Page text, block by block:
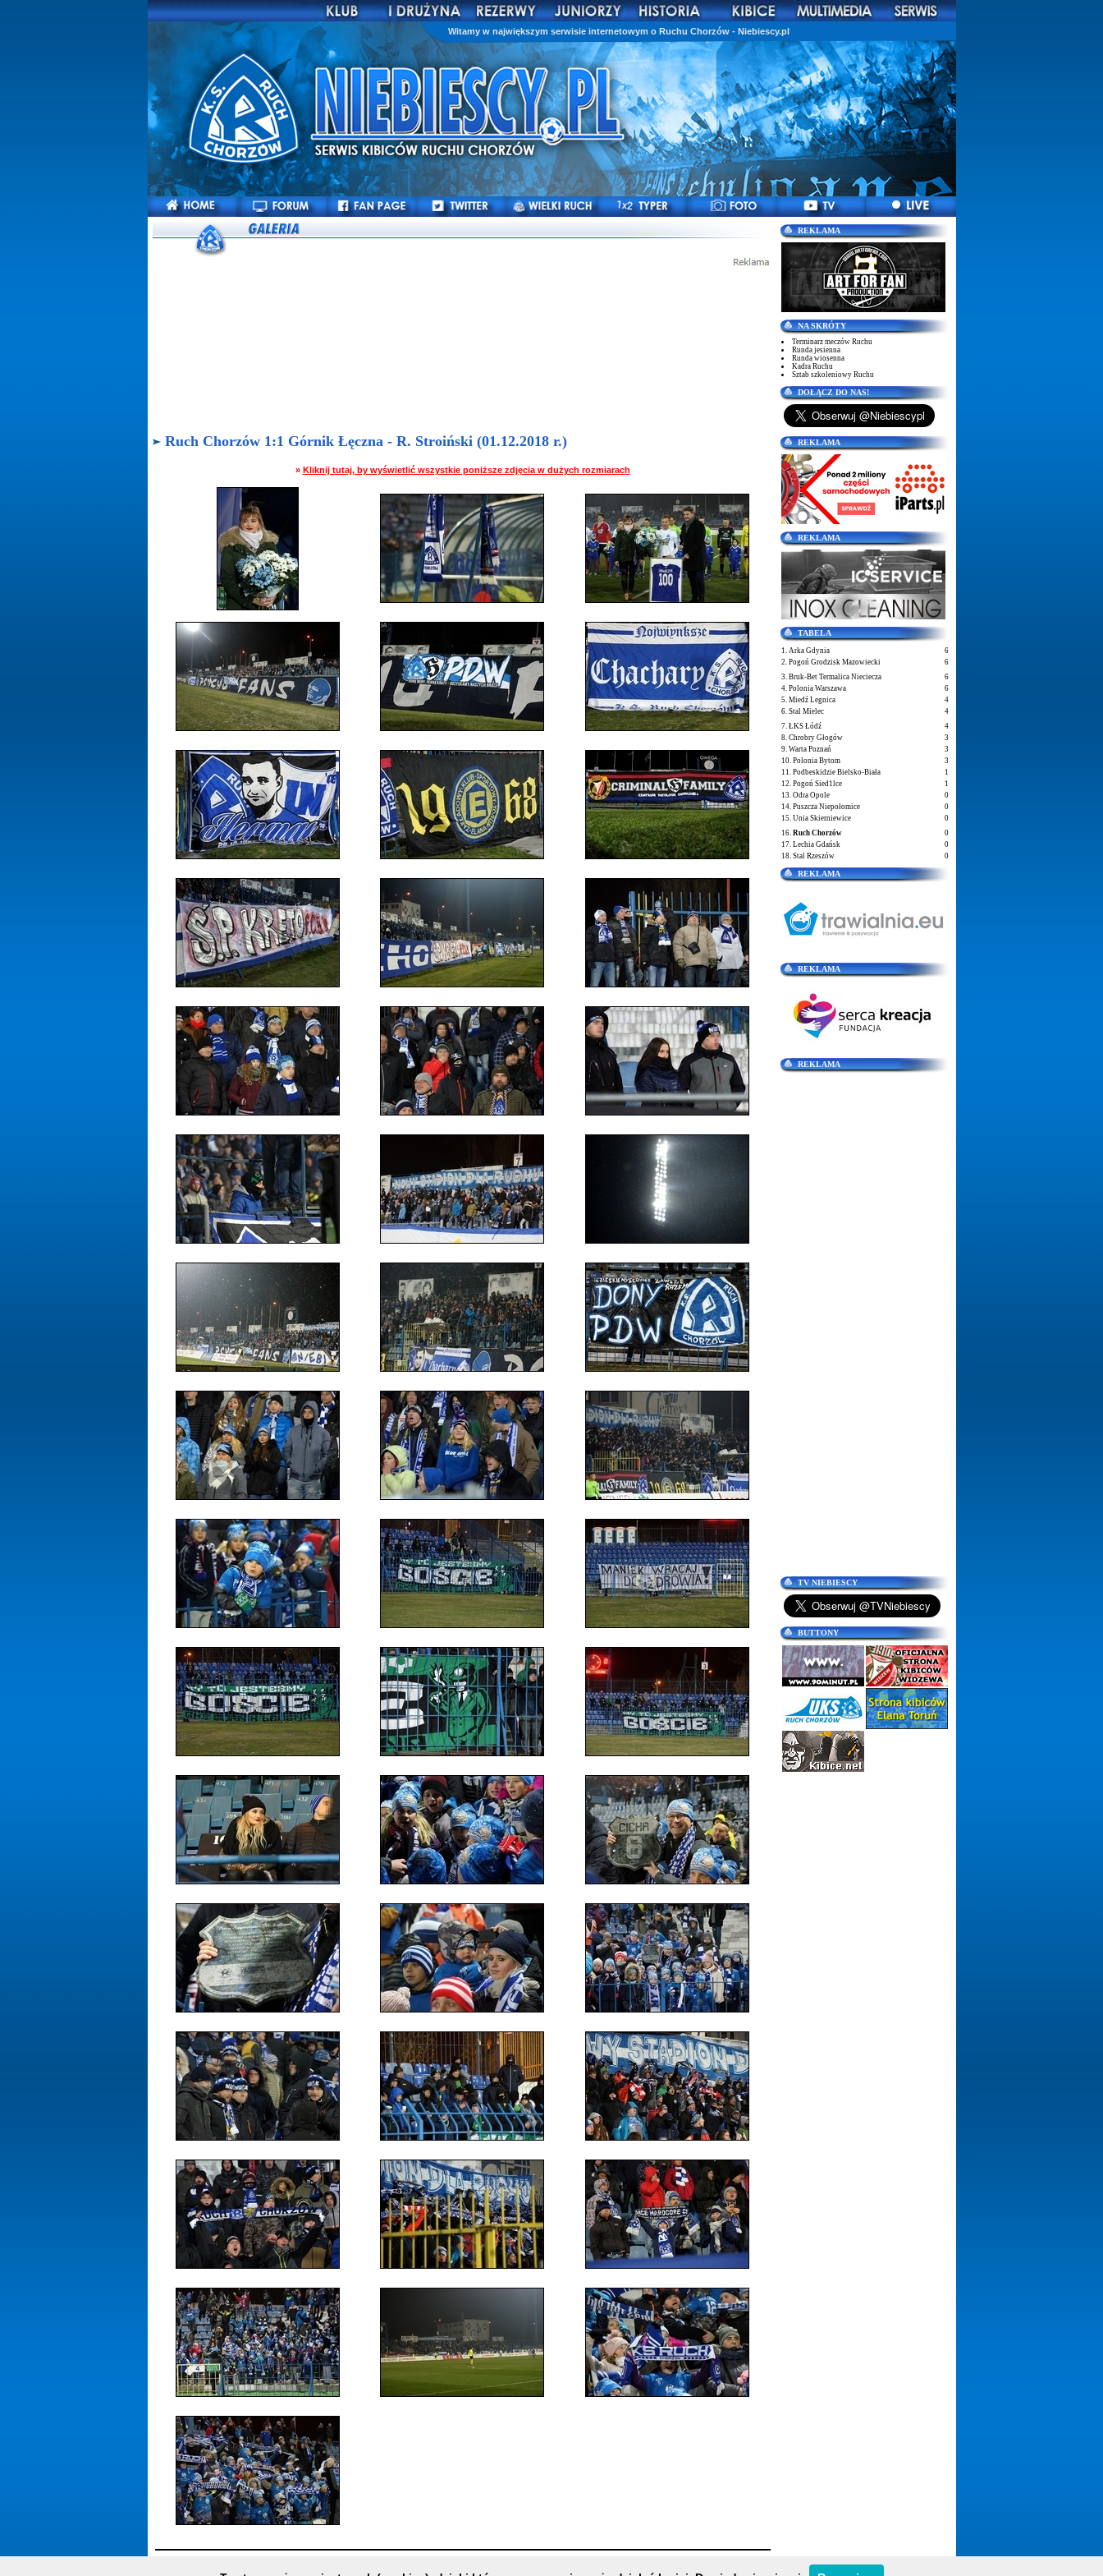
Witamy w największym serwisie internetowym o Ruchu Chorzów - Niebiescy.pl
Ruch Chorzów 1:1 Górnik Łęczna - R. Stroiński (01.12.2018 r.)
» Kliknij tutaj, by wyświetlić wszystkie poniższe zdjęcia w dużych rozmiarach
REKLAMA
NA SKRÓTY
Terminarz meczów Ruchu
Runda jesienna
Runda wiosenna
Kadra Ruchu
Sztab szkoleniowy Ruchu
DOŁĄCZ DO NAS!
REKLAMA
REKLAMA
TABELA
1. Arka Gdynia
6
2. Pogoń Grodzisk Mazowiecki
6
3. Bruk-Bet Termalica Nieciecza
6
4. Polonia Warszawa
6
5. Miedź Legnica
4
6. Stal Mielec
4
7. ŁKS Łódź
4
8. Chrobry Głogów
3
9. Warta Poznań
3
10. Polonia Bytom
3
11. Podbeskidzie Bielsko-Biała
1
12. Pogoń Sied1lce
1
13. Odra Opole
0
14. Puszcza Niepołomice
0
15. Unia Skierniewice
0
16. Ruch Chorzów
0
17. Lechia Gdańsk
0
18. Stal Rzeszów
0
REKLAMA
REKLAMA
REKLAMA
TV NIEBIESCY
BUTTONY